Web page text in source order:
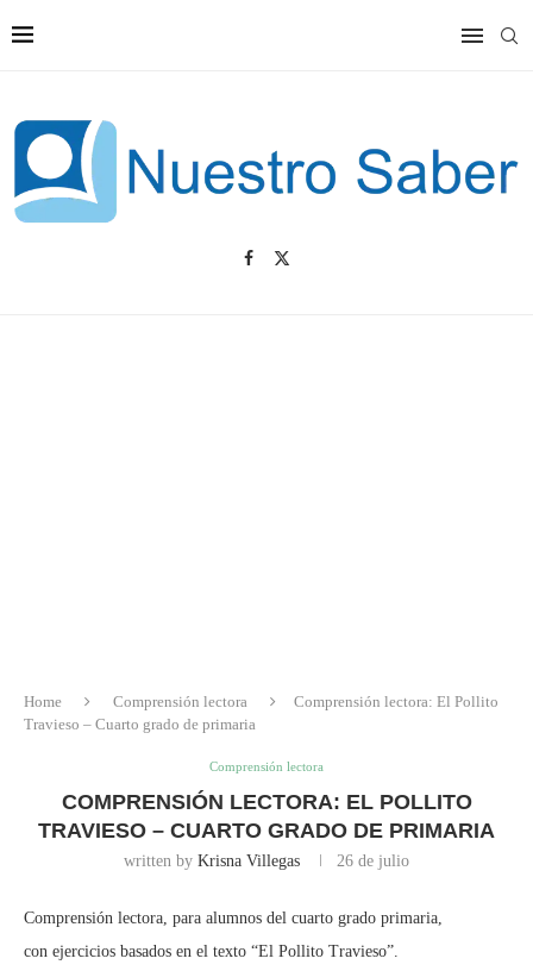
Home Comprensión lectora
Comprensión lectora: El Pollito
Travieso – Cuarto grado de primaria
Comprensión lectora
COMPRENSIÓN LECTORA: EL POLLITO
TRAVIESO – CUARTO GRADO DE PRIMARIA
written by Krisna Villegas 26 de julio
Comprensión lectora, para alumnos del cuarto grado primaria,
con ejercicios basados en el texto “El Pollito Travieso”.